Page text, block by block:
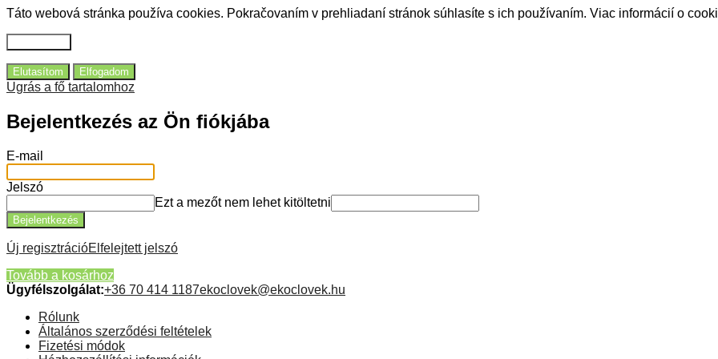
Táto webová stránka používa cookies. Pokračovaním v prehliadaní stránok súhlasíte s ich používaním. Viac informácií o
Elutasítom Elfogadom
Ugrás a fő tartalomhoz
Bejelentkezés az Ön fiókjába
E-mail
Jelszó
Ezt a mezőt nem lehet kitöltetni
Bejelentkezés
Új regisztrációElfelejtett jelszó
Tovább a kosárhoz
Ügyfélszolgálat:+36 70 414 1187ekoclovek@ekoclovek.hu
Rólunk
Általános szerződési feltételek
Fizetési módok